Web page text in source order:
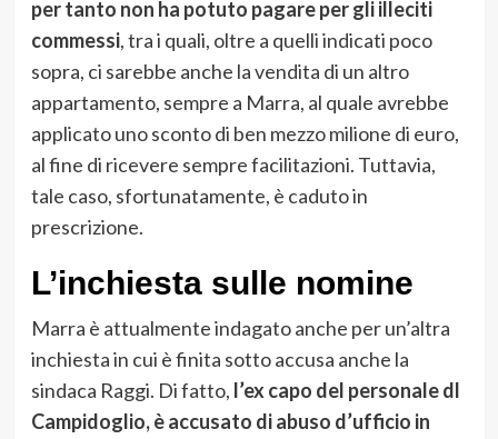
per tanto non ha potuto pagare per gli illeciti
commessi, tra i quali, oltre a quelli indicati poco
sopra, ci sarebbe anche la vendita di un altro
appartamento, sempre a Marra, al quale avrebbe
applicato uno sconto di ben mezzo milione di euro,
al fine di ricevere sempre facilitazioni. Tuttavia,
tale caso, sfortunatamente, è caduto in
prescrizione.
L’inchiesta sulle nomine
Marra è attualmente indagato anche per un’altra
inchiesta in cui è finita sotto accusa anche la
sindaca Raggi. Di fatto, l’ex capo del personale dl
Campidoglio, è accusato di abuso d’ufficio in